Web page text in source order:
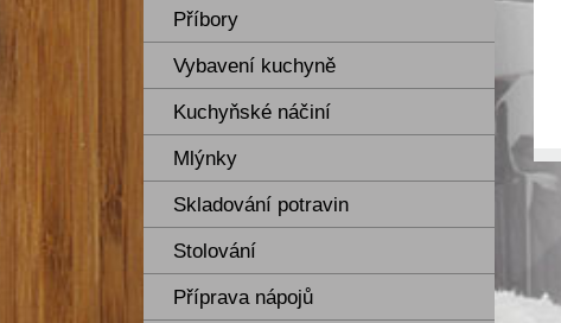
Příbory
Vybavení kuchyně
Kuchyňské náčiní
Mlýnky
Skladování potravin
Stolování
Příprava nápojů